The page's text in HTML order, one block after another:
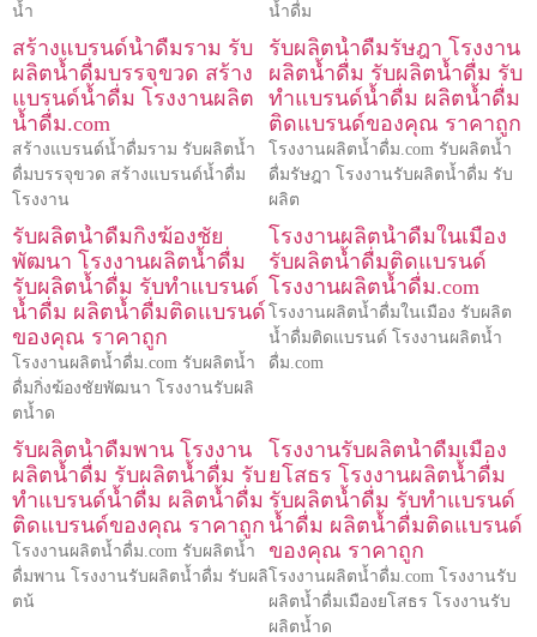
น้ำ
น้ำดื่ม
สร้างแบรนด์น้ำดื่มราม รับ
ผลิตน้ำดื่มบรรจุขวด สร้าง
แบรนด์น้ำดื่ม โรงงานผลิต
น้ำดื่ม.com
สร้างแบรนด์น้ำดื่มราม รับผลิตน้ำ
ดื่มบรรจุขวด สร้างแบรนด์น้ำดื่ม
โรงงาน
รับผลิตน้ำดื่มรัษฎา โรงงาน
ผลิตน้ำดื่ม รับผลิตน้ำดื่ม รับ
ทำแบรนด์น้ำดื่ม ผลิตน้ำดื่ม
ติดแบรนด์ของคุณ ราคาถูก
โรงงานผลิตน้ำดื่ม.com รับผลิตน้ำ
ดื่มรัษฎา โรงงานรับผลิตน้ำดื่ม รับ
ผลิต
รับผลิตน้ำดื่มกิ่งฆ้องชัย
พัฒนา โรงงานผลิตน้ำดื่ม
รับผลิตน้ำดื่ม รับทำแบรนด์
น้ำดื่ม ผลิตน้ำดื่มติดแบรนด์
ของคุณ ราคาถูก
โรงงานผลิตน้ำดื่ม.com รับผลิตน้ำ
ดื่มกิ่งฆ้องชัยพัฒนา โรงงานรับผลิ
ตน้ำด
โรงงานผลิตน้ำดื่มในเมือง
รับผลิตน้ำดื่มติดแบรนด์
โรงงานผลิตน้ำดื่ม.com
โรงงานผลิตน้ำดื่มในเมือง รับผลิต
น้ำดื่มติดแบรนด์ โรงงานผลิตน้ำ
ดื่ม.com
รับผลิตน้ำดื่มพาน โรงงาน
ผลิตน้ำดื่ม รับผลิตน้ำดื่ม รับ
ทำแบรนด์น้ำดื่ม ผลิตน้ำดื่ม
ติดแบรนด์ของคุณ ราคาถูก
โรงงานผลิตน้ำดื่ม.com รับผลิตน้ำ
ดื่มพาน โรงงานรับผลิตน้ำดื่ม รับผลิ
ตน้
โรงงานรับผลิตน้ำดื่มเมือง
ยโสธร โรงงานผลิตน้ำดื่ม
รับผลิตน้ำดื่ม รับทำแบรนด์
น้ำดื่ม ผลิตน้ำดื่มติดแบรนด์
ของคุณ ราคาถูก
โรงงานผลิตน้ำดื่ม.com โรงงานรับ
ผลิตน้ำดื่มเมืองยโสธร โรงงานรับ
ผลิตน้ำด